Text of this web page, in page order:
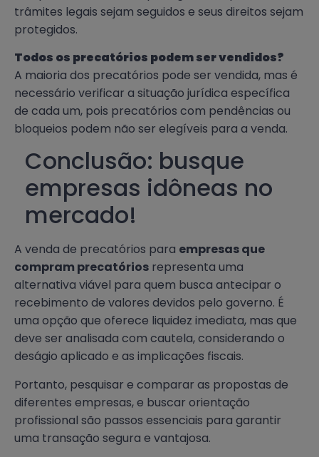
trâmites legais sejam seguidos e seus direitos sejam
protegidos.
Todos os precatórios podem ser vendidos?
A maioria dos precatórios pode ser vendida, mas é
necessário verificar a situação jurídica específica
de cada um, pois precatórios com pendências ou
bloqueios podem não ser elegíveis para a venda.
Conclusão: busque
empresas idôneas no
mercado!
A venda de precatórios para empresas que
compram precatórios representa uma
alternativa viável para quem busca antecipar o
recebimento de valores devidos pelo governo. É
uma opção que oferece liquidez imediata, mas que
deve ser analisada com cautela, considerando o
deságio aplicado e as implicações fiscais.
Portanto, pesquisar e comparar as propostas de
diferentes empresas, e buscar orientação
profissional são passos essenciais para garantir
uma transação segura e vantajosa.